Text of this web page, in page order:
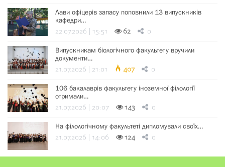
Лави офіцерів запасу поповнили 13 випускників
кафедри…
22.07.2026 | 15:51 62 0
Випускникам біологічного факультету вручили
документи…
21.07.2026 | 21:01 407 0
106 бакалаврів факультету іноземної філології
отримали…
21.07.2026 | 20:07 143 0
На філологічному факультеті дипломували своїх…
21.07.2026 | 14:06 124 0